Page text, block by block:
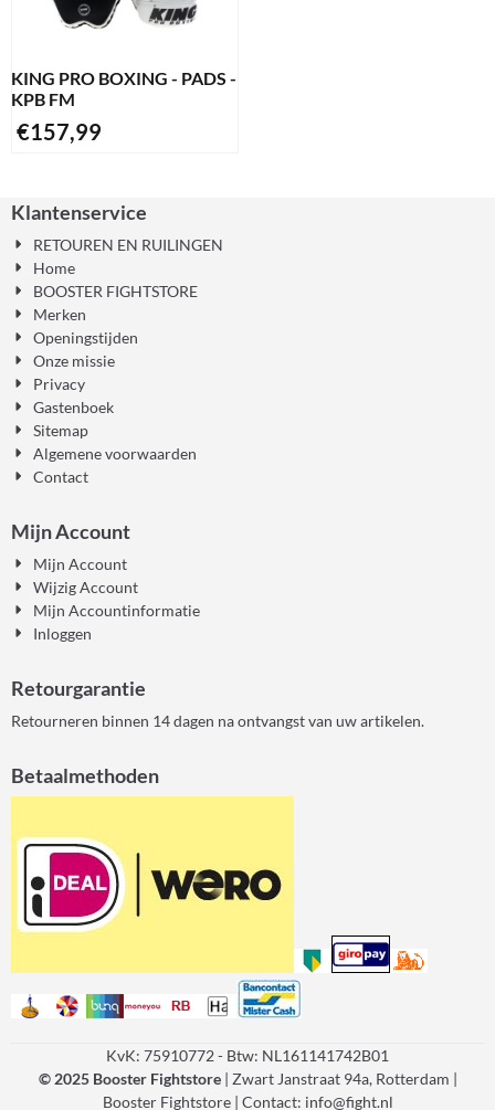
KING PRO BOXING - PADS -
KPB FM
€157,99
Klantenservice
RETOUREN EN RUILINGEN
Home
BOOSTER FIGHTSTORE
Merken
Openingstijden
Onze missie
Privacy
Gastenboek
Sitemap
Algemene voorwaarden
Contact
Mijn Account
Mijn Account
Wijzig Account
Mijn Accountinformatie
Inloggen
Retourgarantie
Retourneren binnen 14 dagen na ontvangst van uw artikelen.
Betaalmethoden
KvK: 75910772 - Btw: NL161141742B01
© 2025 Booster Fightstore| Zwart Janstraat 94a, Rotterdam |
Booster Fightstore | Contact: info@fight.nl